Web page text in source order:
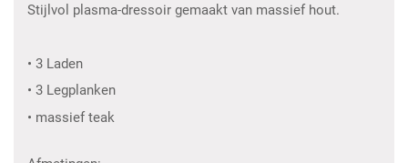
Stijlvol plasma-dressoir gemaakt van massief hout.
• 3 Laden
• 3 Legplanken
• massief teak